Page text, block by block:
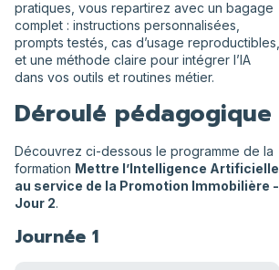
pratiques, vous repartirez avec un bagage
complet : instructions personnalisées,
prompts testés, cas d’usage reproductibles,
et une méthode claire pour intégrer l’IA
dans vos outils et routines métier.
Déroulé pédagogique
Découvrez ci-dessous le programme de la
formation Mettre l’Intelligence Artificielle
au service de la Promotion Immobilière -
Jour 2.
Journée 1